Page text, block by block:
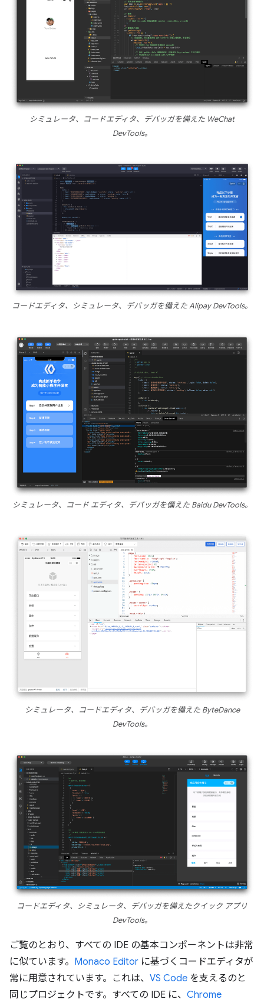
シミュレータ、コードエディタ、デバッガを備えた WeChat
DevTools。
コードエディタ、シミュレータ、デバッガを備えた Alipay DevTools。
シミュレータ、コード エディタ、デバッガを備えた Baidu DevTools。
シミュレータ、コードエディタ、デバッガを備えた ByteDance
DevTools。
コードエディタ、シミュレータ、デバッガを備えたクイック アプリ
DevTools。
ご覧のとおり、すべての IDE の基本コンポーネントは非常
に似ています。 Monaco Editor に基づくコードエディタが
常に用意されています。これは、 VS Code を支えるのと
同じプロジェクトです。すべての IDE に、 Chrome